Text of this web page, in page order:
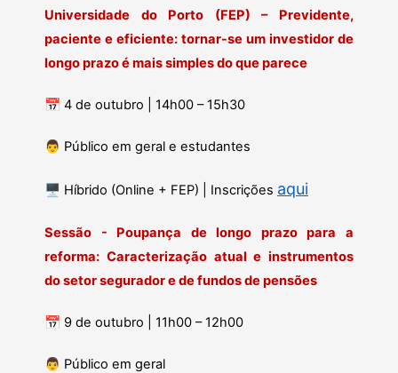
Universidade do Porto (FEP) – Previdente,
paciente e eficiente: tornar-se um investidor de
longo prazo é mais simples do que parece
📅 4 de outubro | 14h00 – 15h30
👨 Público em geral e estudantes
🖥️ Híbrido (Online + FEP) | Inscrições aqui
Sessão - Poupança de longo prazo para a
reforma: Caracterização atual e instrumentos
do setor segurador e de fundos de pensões
📅 9 de outubro | 11h00 – 12h00
👨 Público em geral